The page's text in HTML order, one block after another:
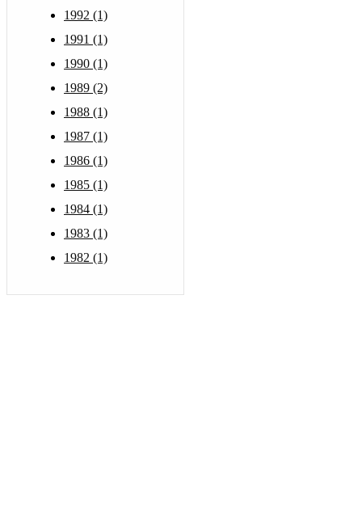
1992 (1)
1991 (1)
1990 (1)
1989 (2)
1988 (1)
1987 (1)
1986 (1)
1985 (1)
1984 (1)
1983 (1)
1982 (1)